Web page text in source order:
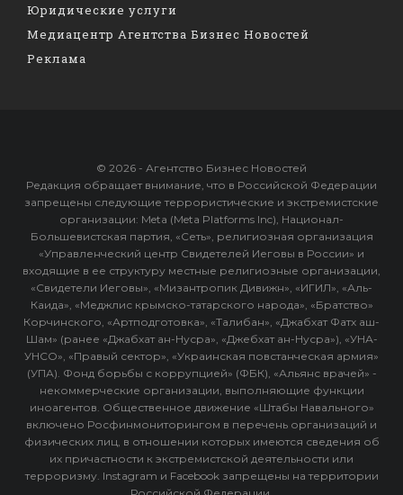
Юридические услуги
Медиацентр Агентства Бизнес Новостей
Реклама
© 2026 - Агентство Бизнес Новостей
Редакция обращает внимание, что в Российской Федерации
запрещены следующие террористические и экстремистские
организации: Meta (Meta Platforms Inc), Национал-
Большевистская партия, «Сеть», религиозная организация
«Управленческий центр Свидетелей Иеговы в России» и
входящие в ее структуру местные религиозные организации,
«Свидетели Иеговы», «Мизантропик Дивижн», «ИГИЛ», «Аль-
Каида», «Меджлис крымско-татарского народа», «Братство»
Корчинского, «Артподготовка», «Талибан», «Джабхат Фатх аш-
Шам» (ранее «Джабхат ан-Нусра», «Джебхат ан-Нусра»), «УНА-
УНСО», «Правый сектор», «Украинская повстанческая армия»
(УПА). Фонд борьбы с коррупцией» (ФБК), «Альянс врачей» -
некоммерческие организации, выполняющие функции
иноагентов. Общественное движение «Штабы Навального»
включено Росфинмониторингом в перечень организаций и
физических лиц, в отношении которых имеются сведения об
их причастности к экстремистской деятельности или
терроризму. Instagram и Facebook запрещены на территории